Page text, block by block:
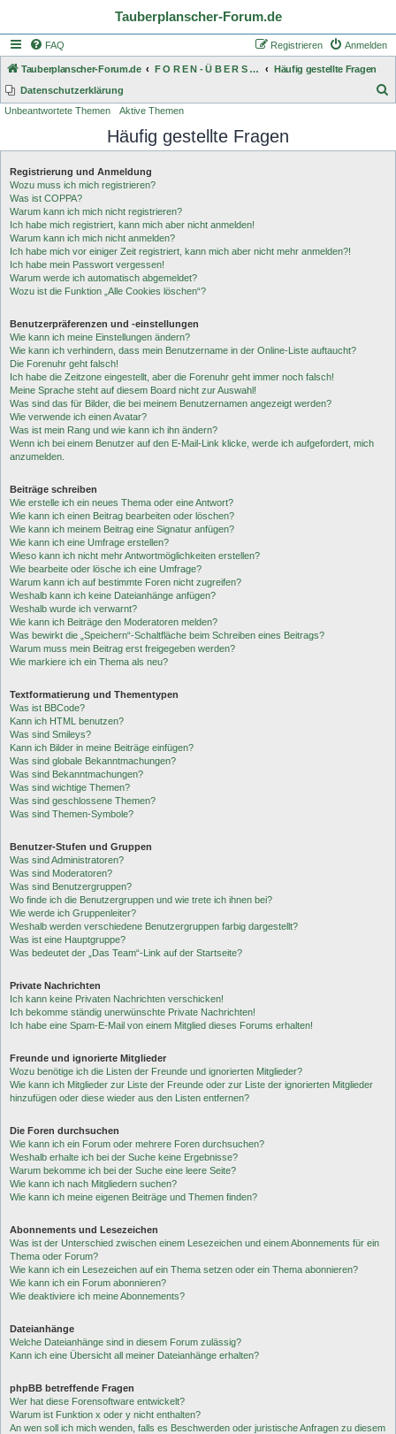
Tauberplanscher-Forum.de
FAQ Anmelden
Registrieren
Tauberplanscher-Forum.de F O R E N - Ü B E R S I C H T
Häufig gestellte Fragen
Datenschutzerklärung
h
Unbeantwortete Themen Aktive Themen
Häufig gestellte Fragen
Registrierung und Anmeldung
Wozu muss ich mich registrieren?
Was ist COPPA?
Warum kann ich mich nicht registrieren?
Ich habe mich registriert, kann mich aber nicht anmelden!
Warum kann ich mich nicht anmelden?
Ich habe mich vor einiger Zeit registriert, kann mich aber nicht mehr anmelden?!
Ich habe mein Passwort vergessen!
Warum werde ich automatisch abgemeldet?
Wozu ist die Funktion „Alle Cookies löschen“?
Benutzerpräferenzen und -einstellungen
Wie kann ich meine Einstellungen ändern?
Wie kann ich verhindern, dass mein Benutzername in der Online-Liste auftaucht?
Die Forenuhr geht falsch!
Ich habe die Zeitzone eingestellt, aber die Forenuhr geht immer noch falsch!
Meine Sprache steht auf diesem Board nicht zur Auswahl!
Was sind das für Bilder, die bei meinem Benutzernamen angezeigt werden?
Wie verwende ich einen Avatar?
Was ist mein Rang und wie kann ich ihn ändern?
Wenn ich bei einem Benutzer auf den E-Mail-Link klicke, werde ich aufgefordert, mich
anzumelden.
Beiträge schreiben
Wie erstelle ich ein neues Thema oder eine Antwort?
Wie kann ich einen Beitrag bearbeiten oder löschen?
Wie kann ich meinem Beitrag eine Signatur anfügen?
Wie kann ich eine Umfrage erstellen?
Wieso kann ich nicht mehr Antwortmöglichkeiten erstellen?
Wie bearbeite oder lösche ich eine Umfrage?
Warum kann ich auf bestimmte Foren nicht zugreifen?
Weshalb kann ich keine Dateianhänge anfügen?
Weshalb wurde ich verwarnt?
Wie kann ich Beiträge den Moderatoren melden?
Was bewirkt die „Speichern“-Schaltfläche beim Schreiben eines Beitrags?
Warum muss mein Beitrag erst freigegeben werden?
Wie markiere ich ein Thema als neu?
Textformatierung und Thementypen
Was ist BBCode?
Kann ich HTML benutzen?
Was sind Smileys?
Kann ich Bilder in meine Beiträge einfügen?
Was sind globale Bekanntmachungen?
Was sind Bekanntmachungen?
Was sind wichtige Themen?
Was sind geschlossene Themen?
Was sind Themen-Symbole?
Benutzer-Stufen und Gruppen
Was sind Administratoren?
Was sind Moderatoren?
Was sind Benutzergruppen?
Wo finde ich die Benutzergruppen und wie trete ich ihnen bei?
Wie werde ich Gruppenleiter?
Weshalb werden verschiedene Benutzergruppen farbig dargestellt?
Was ist eine Hauptgruppe?
Was bedeutet der „Das Team“-Link auf der Startseite?
Private Nachrichten
Ich kann keine Privaten Nachrichten verschicken!
Ich bekomme ständig unerwünschte Private Nachrichten!
Ich habe eine Spam-E-Mail von einem Mitglied dieses Forums erhalten!
Freunde und ignorierte Mitglieder
Wozu benötige ich die Listen der Freunde und ignorierten Mitglieder?
Wie kann ich Mitglieder zur Liste der Freunde oder zur Liste der ignorierten Mitglieder
hinzufügen oder diese wieder aus den Listen entfernen?
Die Foren durchsuchen
Wie kann ich ein Forum oder mehrere Foren durchsuchen?
Weshalb erhalte ich bei der Suche keine Ergebnisse?
Warum bekomme ich bei der Suche eine leere Seite?
Wie kann ich nach Mitgliedern suchen?
Wie kann ich meine eigenen Beiträge und Themen finden?
Abonnements und Lesezeichen
Was ist der Unterschied zwischen einem Lesezeichen und einem Abonnements für ein
Thema oder Forum?
Wie kann ich ein Lesezeichen auf ein Thema setzen oder ein Thema abonnieren?
Wie kann ich ein Forum abonnieren?
Wie deaktiviere ich meine Abonnements?
Dateianhänge
Welche Dateianhänge sind in diesem Forum zulässig?
Kann ich eine Übersicht all meiner Dateianhänge erhalten?
phpBB betreffende Fragen
Wer hat diese Forensoftware entwickelt?
Warum ist Funktion x oder y nicht enthalten?
An wen soll ich mich wenden, falls es Beschwerden oder juristische Anfragen zu diesem